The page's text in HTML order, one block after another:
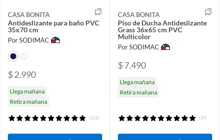
CASA BONITA
Antideslizante para baño PVC
35x70 cm
Por SODIMAC
$ 2.990
Llega mañana
Retira mañana
(123)
CASA BONITA
Piso de Ducha Antideslizante
Grass 36x65 cm PVC
Multicolor
Por SODIMAC
$ 7.490
Llega mañana
Retira mañana
(35)